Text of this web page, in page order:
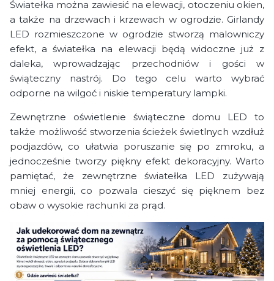
Światełka można zawiesić na elewacji, otoczeniu okien,
a także na drzewach i krzewach w ogrodzie. Girlandy
LED rozmieszczone w ogrodzie stworzą malowniczy
efekt, a światełka na elewacji będą widoczne już z
daleka, wprowadzając przechodniów i gości w
świąteczny nastrój. Do tego celu warto wybrać
odporne na wilgoć i niskie temperatury lampki.
Zewnętrzne oświetlenie świąteczne domu LED to
także możliwość stworzenia ścieżek świetlnych wzdłuż
podjazdów, co ułatwia poruszanie się po zmroku, a
jednocześnie tworzy piękny efekt dekoracyjny. Warto
pamiętać, że zewnętrzne światełka LED zużywają
mniej energii, co pozwala cieszyć się pięknem bez
obaw o wysokie rachunki za prąd.